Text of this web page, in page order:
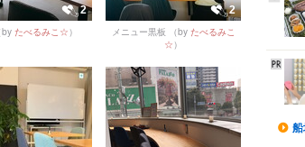
2
byたべるみこ☆ ）
2
メニュー黒板 （by たべるみこ
☆ ）